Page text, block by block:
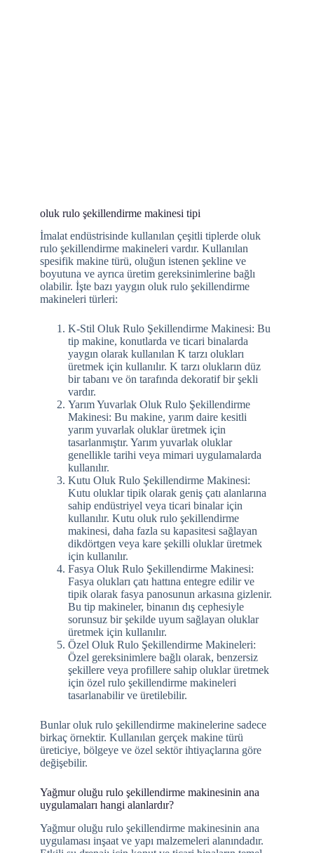
oluk rulo şekillendirme makinesi tipi
İmalat endüstrisinde kullanılan çeşitli tiplerde oluk
rulo şekillendirme makineleri vardır. Kullanılan
spesifik makine türü, oluğun istenen şekline ve
boyutuna ve ayrıca üretim gereksinimlerine bağlı
olabilir. İşte bazı yaygın oluk rulo şekillendirme
makineleri türleri:
K-Stil Oluk Rulo Şekillendirme Makinesi: Bu
tip makine, konutlarda ve ticari binalarda
yaygın olarak kullanılan K tarzı olukları
üretmek için kullanılır. K tarzı olukların düz
bir tabanı ve ön tarafında dekoratif bir şekli
vardır.
Yarım Yuvarlak Oluk Rulo Şekillendirme
Makinesi: Bu makine, yarım daire kesitli
yarım yuvarlak oluklar üretmek için
tasarlanmıştır. Yarım yuvarlak oluklar
genellikle tarihi veya mimari uygulamalarda
kullanılır.
Kutu Oluk Rulo Şekillendirme Makinesi:
Kutu oluklar tipik olarak geniş çatı alanlarına
sahip endüstriyel veya ticari binalar için
kullanılır. Kutu oluk rulo şekillendirme
makinesi, daha fazla su kapasitesi sağlayan
dikdörtgen veya kare şekilli oluklar üretmek
için kullanılır.
Fasya Oluk Rulo Şekillendirme Makinesi:
Fasya olukları çatı hattına entegre edilir ve
tipik olarak fasya panosunun arkasına gizlenir.
Bu tip makineler, binanın dış cephesiyle
sorunsuz bir şekilde uyum sağlayan oluklar
üretmek için kullanılır.
Özel Oluk Rulo Şekillendirme Makineleri:
Özel gereksinimlere bağlı olarak, benzersiz
şekillere veya profillere sahip oluklar üretmek
için özel rulo şekillendirme makineleri
tasarlanabilir ve üretilebilir.
Bunlar oluk rulo şekillendirme makinelerine sadece
birkaç örnektir. Kullanılan gerçek makine türü
üreticiye, bölgeye ve özel sektör ihtiyaçlarına göre
değişebilir.
Yağmur oluğu rulo şekillendirme makinesinin ana
uygulamaları hangi alanlardır?
Yağmur oluğu rulo şekillendirme makinesinin ana
uygulaması inşaat ve yapı malzemeleri alanındadır.